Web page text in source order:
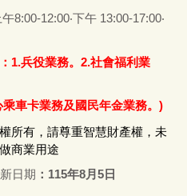
8:00-12:00‧下午 13:00-17:00‧
1.兵役業務。2.社會福利業
車卡業務及國民年金業務。)
所有，請尊重智慧財產權，未
商業用途
日期 115年8月5日